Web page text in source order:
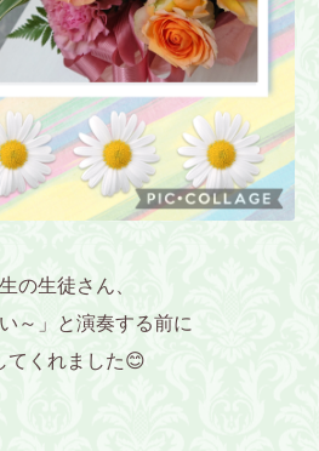
の生徒さん、
～」と演奏する前に
てくれました😊